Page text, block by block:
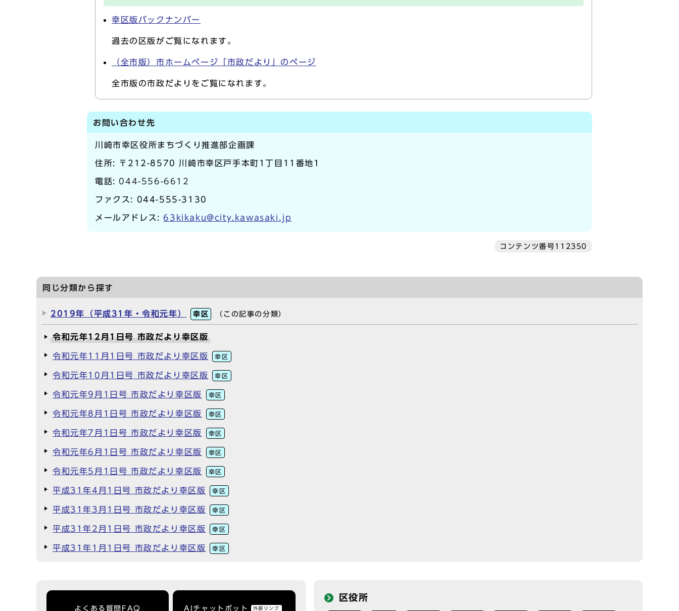
幸区版バックナンバー
過去の区版がご覧になれます。
（全市版）市ホームページ「市政だより」のページ
全市版の市政だよりをご覧になれます。
お問い合わせ先
川崎市幸区役所まちづくり推進部企画課
住所: 〒212-8570 川崎市幸区戸手本町1丁目11番地1
電話: 044-556-6612
ファクス: 044-555-3130
メールアドレス:63kikaku@city.kawasaki.jp
コンテンツ番号112350
同じ分類から探す
2019年（平成31年・令和元年） 幸区 （この記事の分類）
令和元年12月1日号 市政だより幸区版
令和元年11月1日号 市政だより幸区版 幸区
令和元年10月1日号 市政だより幸区版 幸区
令和元年9月1日号 市政だより幸区版 幸区
令和元年8月1日号 市政だより幸区版 幸区
令和元年7月1日号 市政だより幸区版 幸区
令和元年6月1日号 市政だより幸区版 幸区
令和元年5月1日号 市政だより幸区版 幸区
平成31年4月1日号 市政だより幸区版 幸区
平成31年3月1日号 市政だより幸区版 幸区
平成31年2月1日号 市政だより幸区版 幸区
平成31年1月1日号 市政だより幸区版 幸区
よくある質問FAQ AIチャットボット 外部リンク
区役所